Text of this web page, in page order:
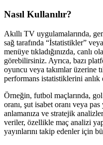
Nasıl Kullanılır?
Akıllı TV uygulamalarında,
sağ tarafında “İstatistikler”
menüye tıkladığınızda, canlı
görebilirsiniz. Ayrıca, bazı
oyuncu veya takımlar üzerine
performans istatistiklerini
Örneğin, futbol maçlarında,
oranı, şut isabet oranı veya
anlamanıza ve stratejik
veriler, özellikle maç analizi
yayınlarını takip edenler için